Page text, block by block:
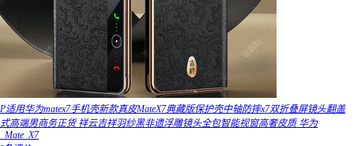
P适用华为matex7手机壳新款真皮MateX7典藏版保护壳中轴防摔x7双折叠屏镜头翻盖
式高端男商务正货 祥云吉祥羽纱黑非遗浮雕镜头全包智能视窗高奢皮质 华为
_Mate_X7